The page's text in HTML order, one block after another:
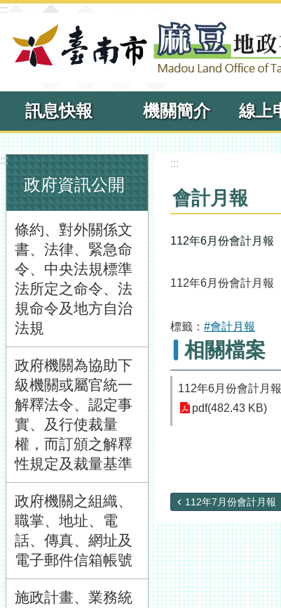
跳到主要內容區塊
:::
訊息快報 機關簡介
:::
政府資訊公開
條約、對外關係文
書、法律、緊急命
令、中央法規標準
法所定之命令、法
規命令及地方自治
法規
政府機關為協助下
級機關或屬官統一
解釋法令、認定事
實、及行使裁量
權，而訂頒之解釋
性規定及裁量基準
政府機關之組織、
職掌、地址、電
話、傳真、網址及
電子郵件信箱帳號
施政計畫、業務統
:::
會計月報
112年6月份會計月報
112年6月份會計月報
標籤： #會計月報
相關檔案
112年6月份會計月報
pdf(482.43 KB)
112年7月份會計月報